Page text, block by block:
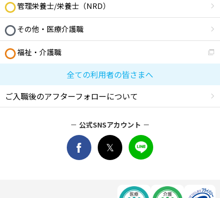
管理栄養士/栄養士（NRD）
その他・医療介護職
福祉・介護職
全ての利用者の皆さまへ
ご入職後のアフターフォローについて
公式SNSアカウント